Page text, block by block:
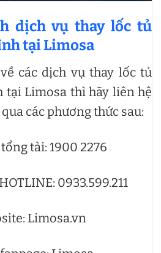
dịch vụ thay lốc tủ
tại Limosa
các dịch vụ thay lốc tủ
tại Limosa thì hãy liên hệ
các phương thức sau:
tài: 1900 2276
0933.599.211
Limosa.vn